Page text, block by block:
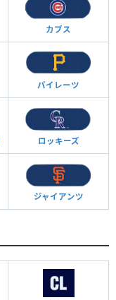
カブス
パイレーツ
ロッキーズ
ジャイアンツ